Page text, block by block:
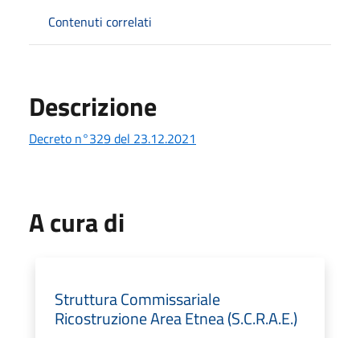
Contenuti correlati
Descrizione
Decreto n°329 del 23.12.2021
A cura di
Struttura Commissariale
Ricostruzione Area Etnea (S.C.R.A.E.)